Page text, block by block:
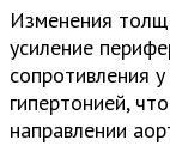
Изменения
усиление
сопротивления
гипертонией,
направлении